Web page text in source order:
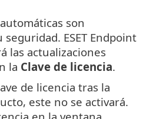
son
ESET Endpoint
las actualizaciones
la Clave de licencia.
de licencia tras la
este no se activará.